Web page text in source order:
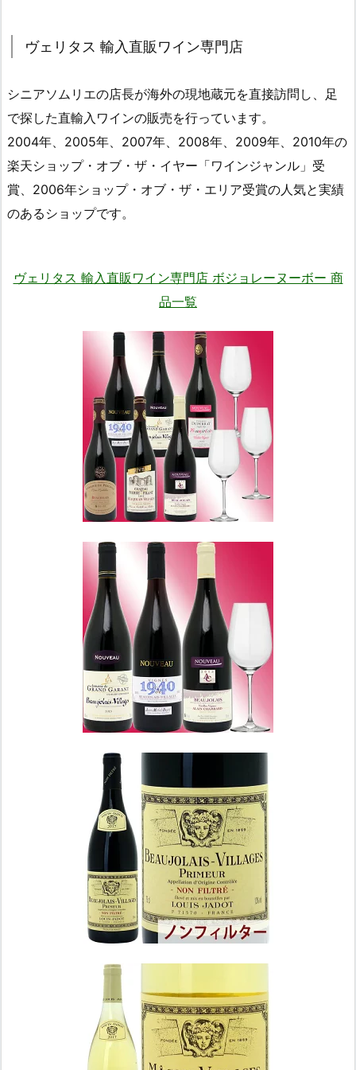
ヴェリタス 輸入直販ワイン専門店
シニアソムリエの店長が海外の現地蔵元を直接訪問し、足
で探した直輸入ワインの販売を行っています。
2004年、2005年、2007年、2008年、2009年、2010年の
楽天ショップ・オブ・ザ・イヤー「ワインジャンル」受
賞、2006年ショップ・オブ・ザ・エリア受賞の人気と実績
のあるショップです。
ヴェリタス 輸入直販ワイン専門店 ボジョレーヌーボー 商
品一覧